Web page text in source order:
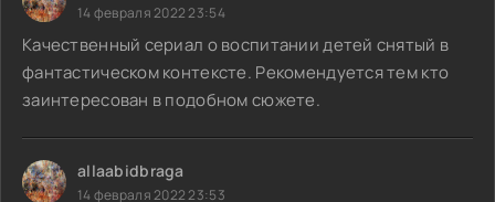
14 февраля 2022 23:54
Качественный сериал о воспитании детей снятый в
фантастическом контексте. Рекомендуется тем кто
заинтересован в подобном сюжете.
allaabidbraga
14 февраля 2022 23:53